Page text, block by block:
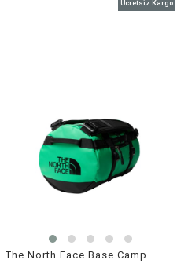
Ücretsiz Kargo